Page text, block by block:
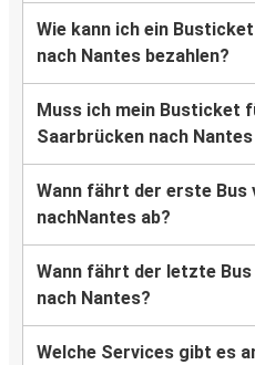
Wie kann ich ein
nach Nantes bezahlen?
Muss ich mein Busticket
Saarbrücken nach
Wann fährt der erste Bus
nachNantes ab?
Wann fährt der letzte
nach Nantes?
Welche Services gibt es